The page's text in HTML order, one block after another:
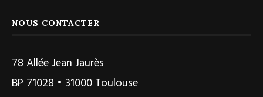
NOUS CONTACTER
78 Allée Jean Jaurès
BP 71028 • 31000 Toulouse